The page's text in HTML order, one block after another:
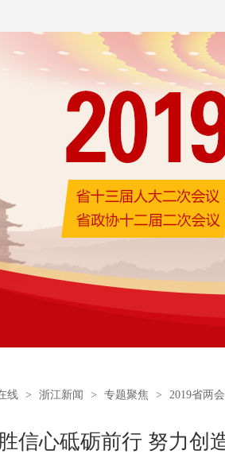
线 > 浙江新闻 > 专题聚焦 > 2019省两会
信心砥砺前行 努力创